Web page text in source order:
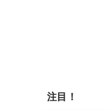
注目！